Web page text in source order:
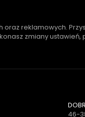
reklamowych.
zmiany
46-